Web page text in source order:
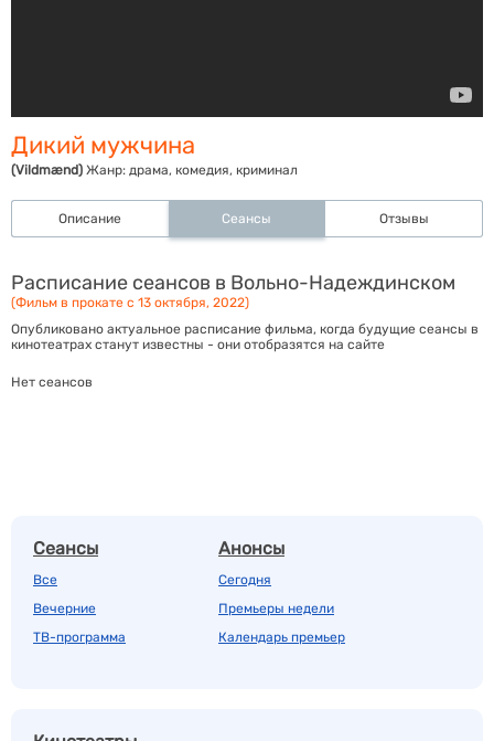
Дикий мужчина
(Vildmænd) Жанр: драма, комедия, криминал
Описание Сеансы Отзывы
Расписание сеансов в Вольно-Надеждинском
(Фильм в прокате с 13 октября, 2022)
Опубликовано актуальное расписание фильма, когда будущие сеансы в
кинотеатрах станут известны - они отобразятся на сайте
Нет сеансов
Сеансы
Все
Вечерние
ТВ-программа
Анонсы
Сегодня
Премьеры недели
Календарь премьер